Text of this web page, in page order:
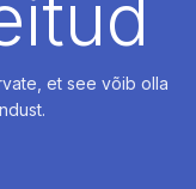
et see võib olla